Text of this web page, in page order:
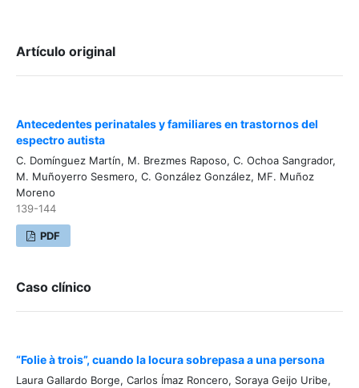
Artículo original
Antecedentes perinatales y familiares en trastornos del
espectro autista
C. Domínguez Martín, M. Brezmes Raposo, C. Ochoa Sangrador,
M. Muñoyerro Sesmero, C. González González, MF. Muñoz
Moreno
139-144
PDF
Caso clínico
“Folie à trois”, cuando la locura sobrepasa a una persona
Laura Gallardo Borge, Carlos Ímaz Roncero, Soraya Geijo Uribe,